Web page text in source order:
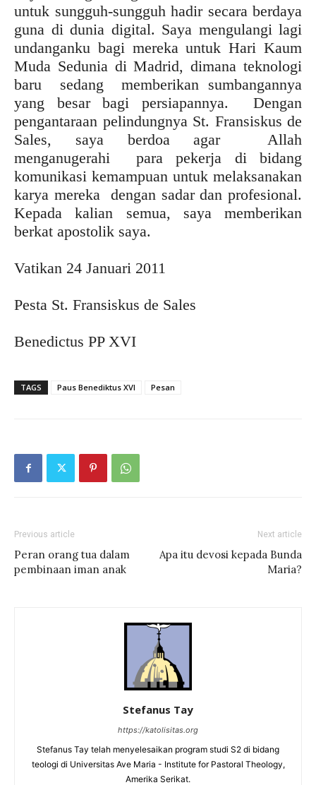
untuk sungguh-sungguh hadir secara berdaya
guna di dunia digital. Saya mengulangi lagi
undanganku bagi mereka untuk Hari Kaum
Muda Sedunia di Madrid, dimana teknologi
baru sedang memberikan sumbangannya
yang besar bagi persiapannya. Dengan
pengantaraan pelindungnya St. Fransiskus de
Sales, saya berdoa agar Allah
menganugerahi para pekerja di bidang
komunikasi kemampuan untuk melaksanakan
karya mereka dengan sadar dan profesional.
Kepada kalian semua, saya memberikan
berkat apostolik saya.
Vatikan 24 Januari 2011
Pesta St. Fransiskus de Sales
Benedictus PP XVI
TAGS Paus Benediktus XVI Pesan
Previous article
Peran orang tua dalam
pembinaan iman anak
Next article
Apa itu devosi kepada Bunda
Maria?
Stefanus Tay
https://katolisitas.org
Stefanus Tay telah menyelesaikan program studi S2 di bidang
teologi di Universitas Ave Maria - Institute for Pastoral Theology,
Amerika Serikat.